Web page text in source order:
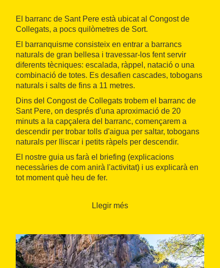
El barranc de Sant Pere està ubicat al Congost de
Collegats, a pocs quilòmetres de Sort.
El barranquisme consisteix en entrar a barrancs
naturals de gran bellesa i travessar-los fent servir
diferents tècniques: escalada, ràppel, natació o una
combinació de totes. Es desafien cascades, tobogans
naturals i salts de fins a 11 metres.
Dins del Congost de Collegats trobem el barranc de
Sant Pere, on després d'una aproximació de 20
minuts a la capçalera del barranc, començarem a
descendir per trobar tolls d'aigua per saltar, tobogans
naturals per lliscar i petits ràpels per descendir.
El nostre guia us farà el briefing (explicacions
necessàries de com anirà l'activitat) i us explicarà en
tot moment què heu de fer.
Monitor especialitzat en descens de barrancs.
Assegurança d'accidents i assegurança de
responsabilitat civil.
Lliure accés a les nostres instal·lacions, on teniu
Llegir més